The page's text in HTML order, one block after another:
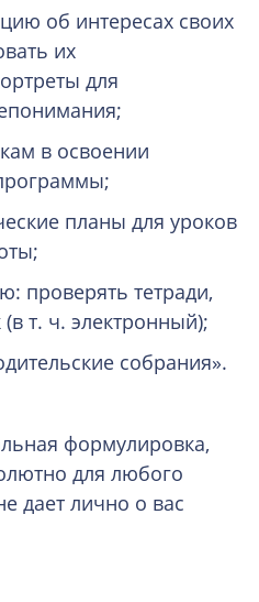
об интересах своих
их
для
в освоении
планы для уроков
проверять тетради,
т. ч. электронный);
собрания».
формулировка,
для любого
дает лично о вас